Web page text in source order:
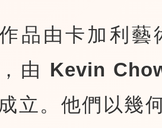
品由卡加利藝
由 Kevin
立。他們以幾